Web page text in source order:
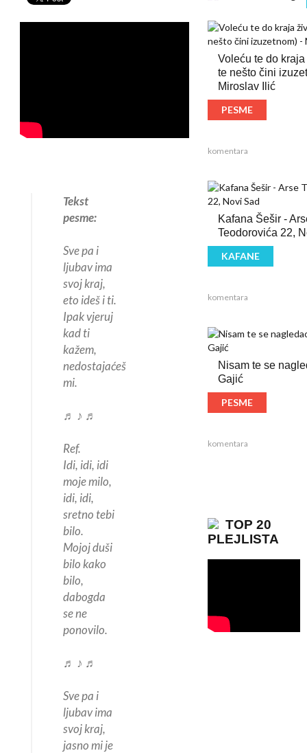
Tekst
pesme:
Sve pa i
ljubav ima
svoj kraj,
eto ideš i ti.
Ipak vjeruj
kad ti
kažem,
nedostajaćeš
mi.
♬ ♪ ♬
Ref.
Idi, idi, idi
moje milo,
idi, idi,
sretno tebi
bilo.
Mojoj duši
bilo kako
bilo,
dabogda
se ne
ponovilo.
♬ ♪ ♬
Sve pa i
ljubav ima
svoj kraj,
jasno mi je
Voleću te do
te nešto čini
Miroslav Ilić
PESME
komentara
Kafana Šešir -
Teodorovića 22,
KAFANE
komentara
Nisam te se
Gajić
PESME
komentara
TOP 20
PLEJLISTA